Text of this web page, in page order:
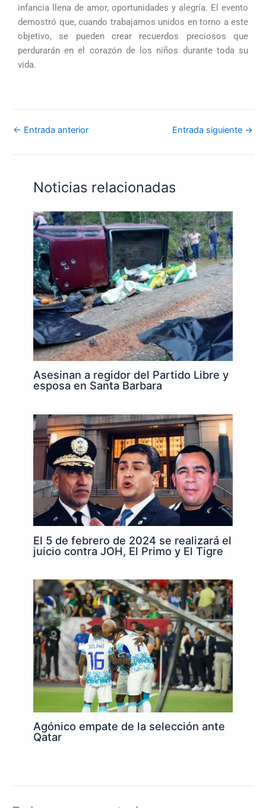
infancia llena de amor, oportunidades y alegría. El evento
demostró que, cuando trabajamos unidos en torno a este
objetivo, se pueden crear recuerdos preciosos que
perdurarán en el corazón de los niños durante toda su
vida.
← Entrada anterior Entrada siguiente →
Noticias relacionadas
Asesinan a regidor del Partido Libre y
esposa en Santa Barbara
El 5 de febrero de 2024 se realizará el
juicio contra JOH, El Primo y El Tigre
Agónico empate de la selección ante
Qatar